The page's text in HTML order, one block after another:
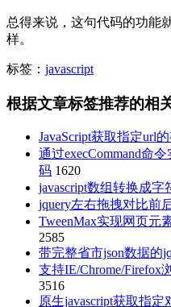
总得来说，这句代码的功能
样。
标签： javascript
根据文章标签推荐的相
JavaScript获取指定url
通过execCommand命
码 1620
javascript数组转换成
jquery左右拖拽对比前
TweenMax实现网页元
2585
带完整省市json数据的
支持IE/Chrome/Firefox
3516
原生javascript获取指